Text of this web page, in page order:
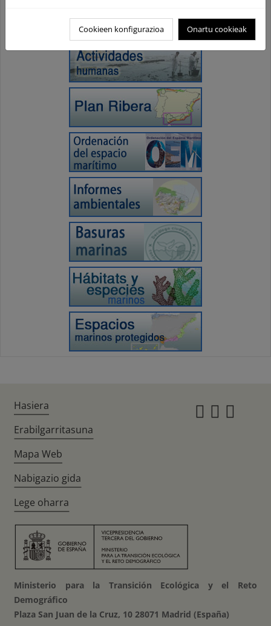
Cookieen konfigurazioa Onartu cookieak
Hasiera
Erabilgarritasuna
Mapa Web
Nabigazio gida
Lege oharra
Ministerio para la Transición Ecológica y el Reto
Demográfico
Plaza San Juan de la Cruz, 10 28071 Madrid (España)